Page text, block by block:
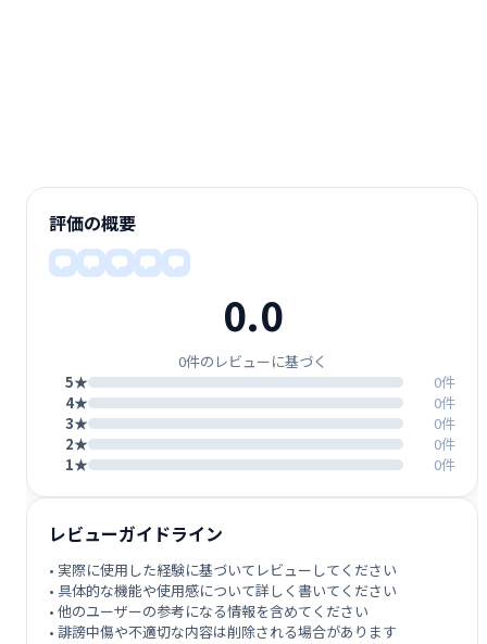
評価の概要
0.0
0件のレビューに基づく
5★
0件
4★
0件
3★
0件
2★
0件
1★
0件
レビューガイドライン
• 実際に使用した経験に基づいてレビューしてください
• 具体的な機能や使用感について詳しく書いてください
• 他のユーザーの参考になる情報を含めてください
• 誹謗中傷や不適切な内容は削除される場合があります